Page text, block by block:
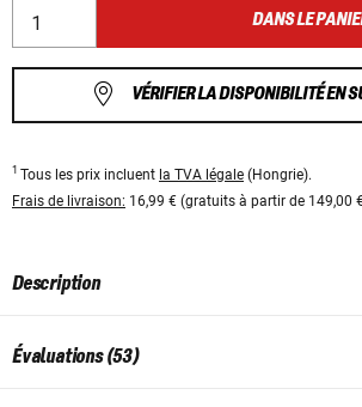
DANS LE
VÉRIFIER LA DISPONIBILITÉ EN
1 Tous les prix incluent la TVA légale (Hongrie).
Frais de livraison: 16,99 € (gratuits à partir de 149,00
Description
Évaluations (53)